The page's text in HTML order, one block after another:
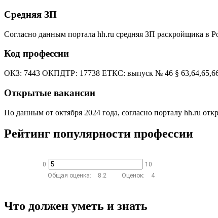
Средняя ЗП
Согласно данным портала hh.ru средняя ЗП раскройщика в
Код профессии
ОКЗ: 7443 ОКПДТР: 17738 ЕТКС: выпуск № 46 §
Открытые вакансии
По данным от октября 2024 года, согласно порталу hh.ru
Рейтинг популярности профессии
0
10
Общая оценка:
8.2 Оценок: 4
Что должен уметь и знать